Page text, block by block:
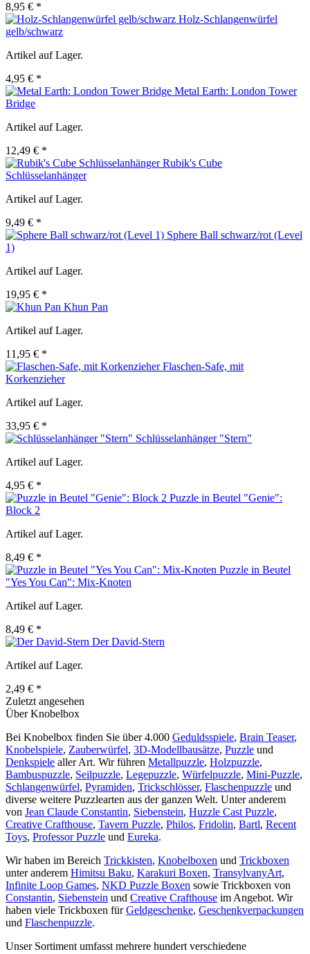
8,95 € *
Holz-Schlangenwürfel
gelb/schwarz
Artikel auf Lager.
4,95 € *
Metal Earth: London Tower
Bridge
Artikel auf Lager.
12,49 € *
Rubik's Cube
Schlüsselanhänger
Artikel auf Lager.
9,49 € *
Sphere Ball schwarz/rot (Level
1)
Artikel auf Lager.
19,95 € *
Khun Pan
Artikel auf Lager.
11,95 € *
Flaschen-Safe, mit
Korkenzieher
Artikel auf Lager.
33,95 € *
Schlüsselanhänger "Stern"
Artikel auf Lager.
4,95 € *
Puzzle in Beutel "Genie":
Block 2
Artikel auf Lager.
8,49 € *
Puzzle in Beutel
"Yes You Can": Mix-Knoten
Artikel auf Lager.
8,49 € *
Der David-Stern
Artikel auf Lager.
2,49 € *
Zuletzt angesehen
Über Knobelbox
Bei Knobelbox finden Sie über 4.000 Geduldsspiele, Brain Teaser,
Knobelspiele, Zauberwürfel, 3D-Modellbausätze, Puzzle und
Denkspiele aller Art. Wir führen Metallpuzzle, Holzpuzzle,
Bambuspuzzle, Seilpuzzle, Legepuzzle, Würfelpuzzle, Mini-Puzzle,
Schlangenwürfel, Pyramiden, Trickschlösser, Flaschenpuzzle und
diverse weitere Puzzlearten aus der ganzen Welt. Unter anderem
von Jean Claude Constantin, Siebenstein, Huzzle Cast Puzzle,
Creative Crafthouse, Tavern Puzzle, Philos, Fridolin, Bartl, Recent
Toys, Professor Puzzle und Eureka.
Wir haben im Bereich Trickkisten, Knobelboxen und Trickboxen
unter anderem Himitsu Baku, Karakuri Boxen, TransylvanyArt,
Infinite Loop Games, NKD Puzzle Boxen sowie Trickboxen von
Constantin, Siebenstein und Creative Crafthouse im Angebot. Wir
haben viele Trickboxen fürGeldgeschenke, Geschenkverpackungen
und Flaschenpuzzle.
Unser Sortiment umfasst mehrere hundert verschiedene